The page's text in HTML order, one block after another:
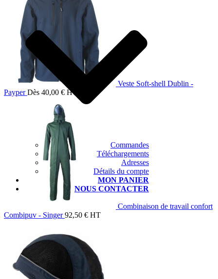
Commandes
Téléchargements
Adresses
Détails du compte
MON PANIER
NOUS CONTACTER
Veste Soft-shell Dublin -
Payper Dès 40,00 € HT
Combinaison de travail confort
Combipuv - Singer 92,50 € HT